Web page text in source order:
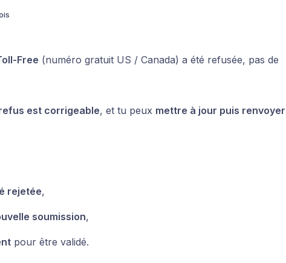
Free (numéro gratuit US / Canada) a été refusée, pas de
est corrigeable, et tu peux mettre à jour puis renvoyer
rejetée,
soumission,
pour être validé.